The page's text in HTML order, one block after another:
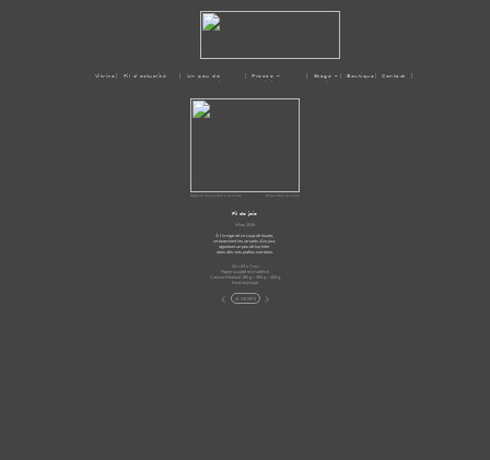
Vitrine | Fil d'actualité
| Un peu de
moi
| Presse –
Médias
| Stage –
Ateliers
| Boutique | Contact |
Original disponible à la vente Disponible en carte
Fil de joie
Mars 2016
À l’image de ce coup de foudre,
se branchent les amants d’un jour,
apportant un peu de lumière
dans des vies parfois sombres.
54 x 63 x 7 cm
Papier sculpté et modélisé
Canson Montval 185 g – 300 g – 400 g
Fond acrylique
< la Galerie >